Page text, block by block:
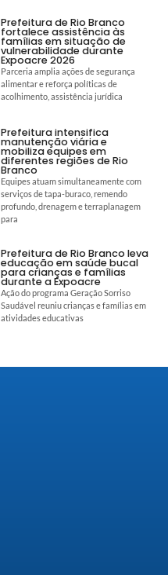
Prefeitura de Rio Branco
fortalece assistência às
famílias em situação de
vulnerabilidade durante
Expoacre 2026
Parceria amplia ações de segurança
alimentar e reforça políticas de
acolhimento, assistência jurídica
Prefeitura intensifica
manutenção viária e
mobiliza equipes em
diferentes regiões de Rio
Branco
Equipes atuam simultaneamente com
serviços de tapa-buraco, remendo
profundo, drenagem e terraplanagem
para
Prefeitura de Rio Branco leva
educação em saúde bucal
para crianças e famílias
durante a Expoacre
Ação do programa Geração Sorriso
Saudável reuniu crianças e famílias em
atividades educativas